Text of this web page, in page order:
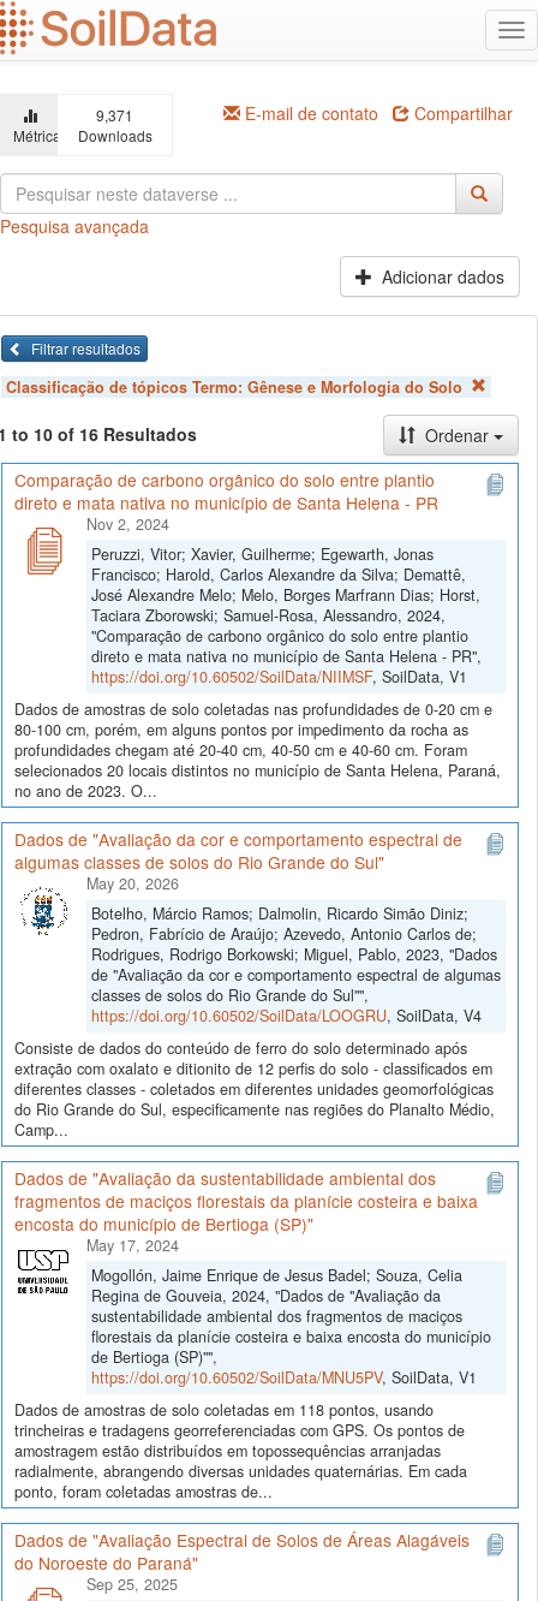
Ir
para
o
principal
Métricas
9,371
Downloads
E-mail de contato Compartilhar
Pesquisa avançada
Adicionar dados
Filtrar resultados
Classificação de tópicos Termo: Gênese e Morfologia do Solo
to 10 of 16 Resultados
Ordenar
Comparação de carbono orgânico do solo entre plantio
direto e mata nativa no município de Santa Helena - PR
Nov 2, 2024
Peruzzi, Vitor; Xavier, Guilherme; Egewarth, Jonas
Francisco; Harold, Carlos Alexandre da Silva; Demattê,
José Alexandre Melo; Melo, Borges Marfrann Dias; Horst,
Taciara Zborowski; Samuel-Rosa, Alessandro, 2024,
"Comparação de carbono orgânico do solo entre plantio
direto e mata nativa no município de Santa Helena - PR",
https://doi.org/10.60502/SoilData/NIIMSF, SoilData, V1
Dados de amostras de solo coletadas nas profundidades de 0-20 cm e
80-100 cm, porém, em alguns pontos por impedimento da rocha as
profundidades chegam até 20-40 cm, 40-50 cm e 40-60 cm. Foram
selecionados 20 locais distintos no município de Santa Helena, Paraná,
no ano de 2023. O...
Dados de "Avaliação da cor e comportamento espectral de
algumas classes de solos do Rio Grande do Sul"
May 20, 2026
Botelho, Márcio Ramos; Dalmolin, Ricardo Simão Diniz;
Pedron, Fabrício de Araújo; Azevedo, Antonio Carlos de;
Rodrigues, Rodrigo Borkowski; Miguel, Pablo, 2023, "Dados
de "Avaliação da cor e comportamento espectral de algumas
classes de solos do Rio Grande do Sul"",
https://doi.org/10.60502/SoilData/LOOGRU, SoilData, V4
Consiste de dados do conteúdo de ferro do solo determinado após
extração com oxalato e ditionito de 12 perfis do solo - classificados em
diferentes classes - coletados em diferentes unidades geomorfológicas
do Rio Grande do Sul, especificamente nas regiões do Planalto Médio,
Camp...
Dados de "Avaliação da sustentabilidade ambiental dos
fragmentos de maciços florestais da planície costeira e baixa
encosta do município de Bertioga (SP)"
May 17, 2024
Mogollón, Jaime Enrique de Jesus Badel; Souza, Celia
Regina de Gouveia, 2024, "Dados de "Avaliação da
sustentabilidade ambiental dos fragmentos de maciços
florestais da planície costeira e baixa encosta do município
de Bertioga (SP)"",
https://doi.org/10.60502/SoilData/MNU5PV, SoilData, V1
Dados de amostras de solo coletadas em 118 pontos, usando
trincheiras e tradagens georreferenciadas com GPS. Os pontos de
amostragem estão distribuídos em topossequências arranjadas
radialmente, abrangendo diversas unidades quaternárias. Em cada
ponto, foram coletadas amostras de...
Dados de "Avaliação Espectral de Solos de Áreas Alagáveis
do Noroeste do Paraná"
Sep 25, 2025